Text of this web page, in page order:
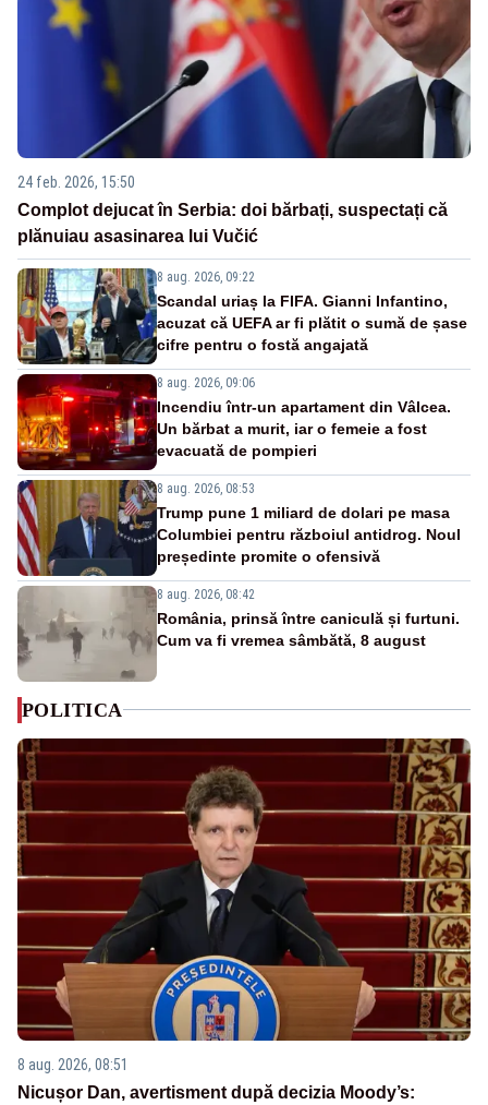
24 feb. 2026, 15:50
Complot dejucat în Serbia: doi bărbați, suspectați că
plănuiau asasinarea lui Vučić
8 aug. 2026, 09:22
Scandal uriaș la FIFA. Gianni Infantino,
acuzat că UEFA ar fi plătit o sumă de șase
cifre pentru o fostă angajată
8 aug. 2026, 09:06
Incendiu într-un apartament din Vâlcea.
Un bărbat a murit, iar o femeie a fost
evacuată de pompieri
8 aug. 2026, 08:53
Trump pune 1 miliard de dolari pe masa
Columbiei pentru războiul antidrog. Noul
președinte promite o ofensivă
8 aug. 2026, 08:42
România, prinsă între caniculă și furtuni.
Cum va fi vremea sâmbătă, 8 august
POLITICA
8 aug. 2026, 08:51
Nicușor Dan, avertisment după decizia Moody’s: